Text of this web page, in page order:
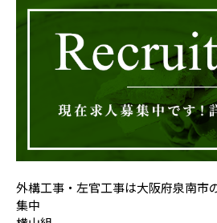
外構工事・左官工事は大阪府泉南市
集中